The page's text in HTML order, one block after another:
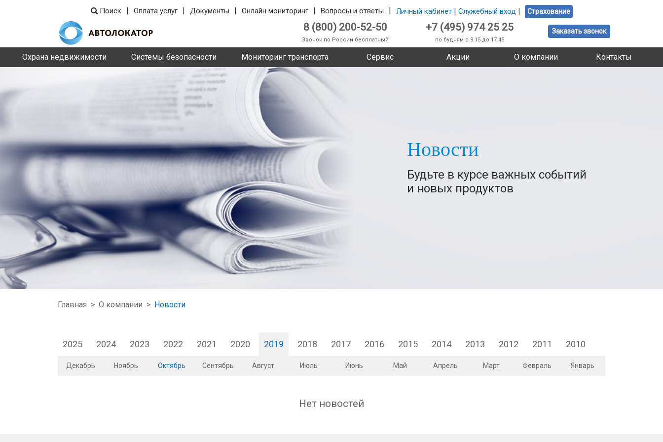
Поиск | Оплата услуг | Документы | Онлайн мониторинг | Вопросы и ответы | Личный кабинет | Служебный вход | Страхование
8 (800) 200-52-50
Звонок по России бесплатный
+7 (495) 974 25 25
по будням с 9.15 до 17.45
Заказать звонок
Охрана недвижимости Системы безопасности Мониторинг транспорта Сервис Акции О компании Контакты
Новости
Будьте в курсе важных событий
и новых продуктов
Главная > О компании > Новости
2025 2024 2023 2022 2021 2020 2019 2018 2017 2016 2015 2014 2013 2012 2011 2010
Декабрь Ноябрь Октябрь Сентябрь Август Июль Июнь Май Апрель Март Февраль Январь
Нет новостей